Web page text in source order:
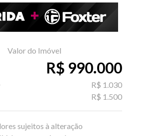
Valor do Imóvel
R$ 990.000
R$ 1.030
R$ 1.500
sujeitos à alteração